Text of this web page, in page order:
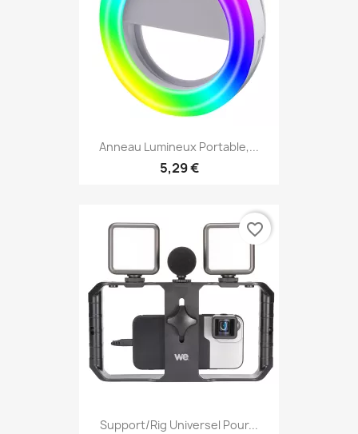
Anneau Lumineux Portable,...
5,29 €
Support/Rig Universel Pour...
favorite_border